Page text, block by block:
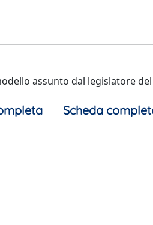
assunto dal legislatore
Scheda